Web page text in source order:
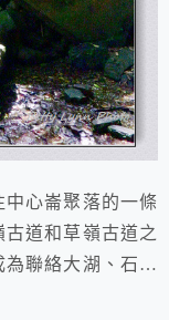
心崙聚落的一條
道和草嶺古道之
聯絡大湖、石城